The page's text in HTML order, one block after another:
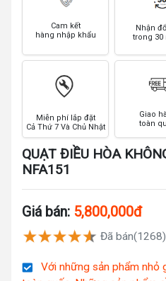
Cam kết
hàng nhập khẩu
Nhận
trong 30
Miễn phí lắp đặt
Cả Thứ 7 Và Chủ Nhật
Giao
toàn
QUẠT ĐIỀU HÒA
NFA151
Giá bán: 5,800,000đ
Đã bán(1268)
Với những sản phẩm nhỏ